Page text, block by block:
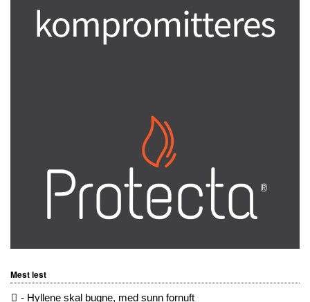
Mest lest
- Hyllene skal bugne, med sunn fornuft